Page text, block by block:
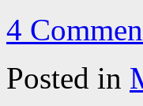
4
Posted in